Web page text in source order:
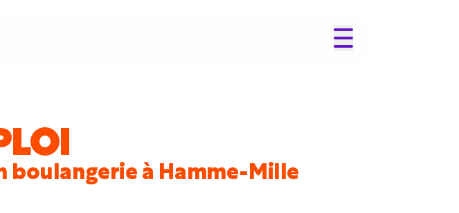
boulangerie à Hamme-Mille